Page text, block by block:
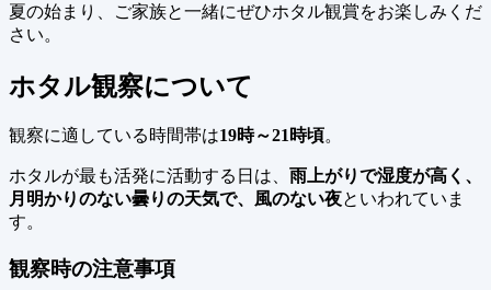
夏の始まり、ご家族と一緒にぜひホタル観賞をお楽しみくだ
さい。
ホタル観察について
観察に適している時間帯は19時～21時頃。
ホタルが最も活発に活動する日は、 雨上がりで湿度が高く、
月明かりのない曇りの天気で、風のない夜といわれていま
す。
観察時の注意事項